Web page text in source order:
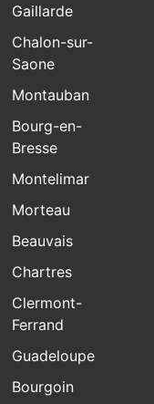
Gaillarde
Chalon-sur-
Saone
Montauban
Bourg-en-
Bresse
Montelimar
Morteau
Beauvais
Chartres
Clermont-
Ferrand
Guadeloupe
Bourgoin